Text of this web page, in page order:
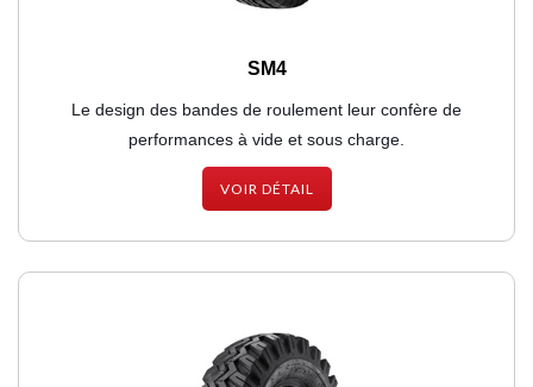
SM4
Le design des bandes de roulement leur confère de
performances à vide et sous charge.
VOIR DÉTAIL